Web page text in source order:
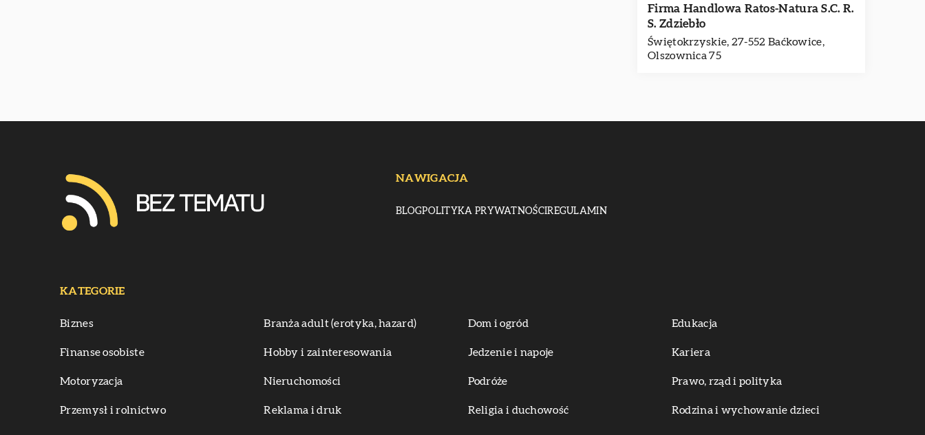
Firma Handlowa Ratos-Natura S.C. R.
S. Zdziebło
Świętokrzyskie, 27-552 Baćkowice,
Olszownica 75
NAWIGACJA
BLOGPOLITYKA PRYWATNOŚCIREGULAMIN
KATEGORIE
Biznes Branża adult (erotyka, hazard) Dom i ogród Edukacja
Finanse osobiste Hobby i zainteresowania Jedzenie i napoje Kariera
Motoryzacja Nieruchomości Podróże Prawo, rząd i polityka
Przemysł i rolnictwo Reklama i druk Religia i duchowość Rodzina i wychowanie dzieci